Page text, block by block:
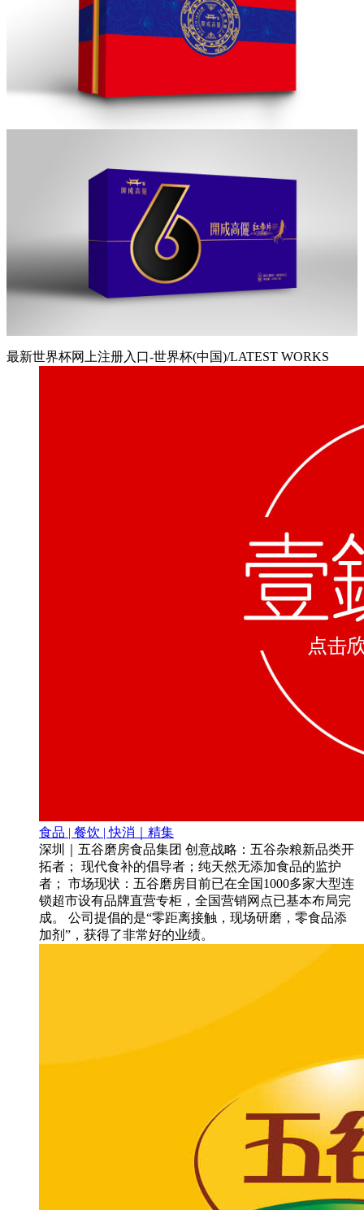
最新世界杯网上注册入口-世界杯(中国)/LATEST WORKS
食品 | 餐饮 | 快消｜精集
深圳｜五谷磨房食品集团 创意战略：五谷杂粮新品类开
拓者； 现代食补的倡导者；纯天然无添加食品的监护
者； 市场现状：五谷磨房目前已在全国1000多家大型连
锁超市设有品牌直营专柜，全国营销网点已基本布局完
成。 公司提倡的是“零距离接触，现场研磨，零食品添
加剂”，获得了非常好的业绩。